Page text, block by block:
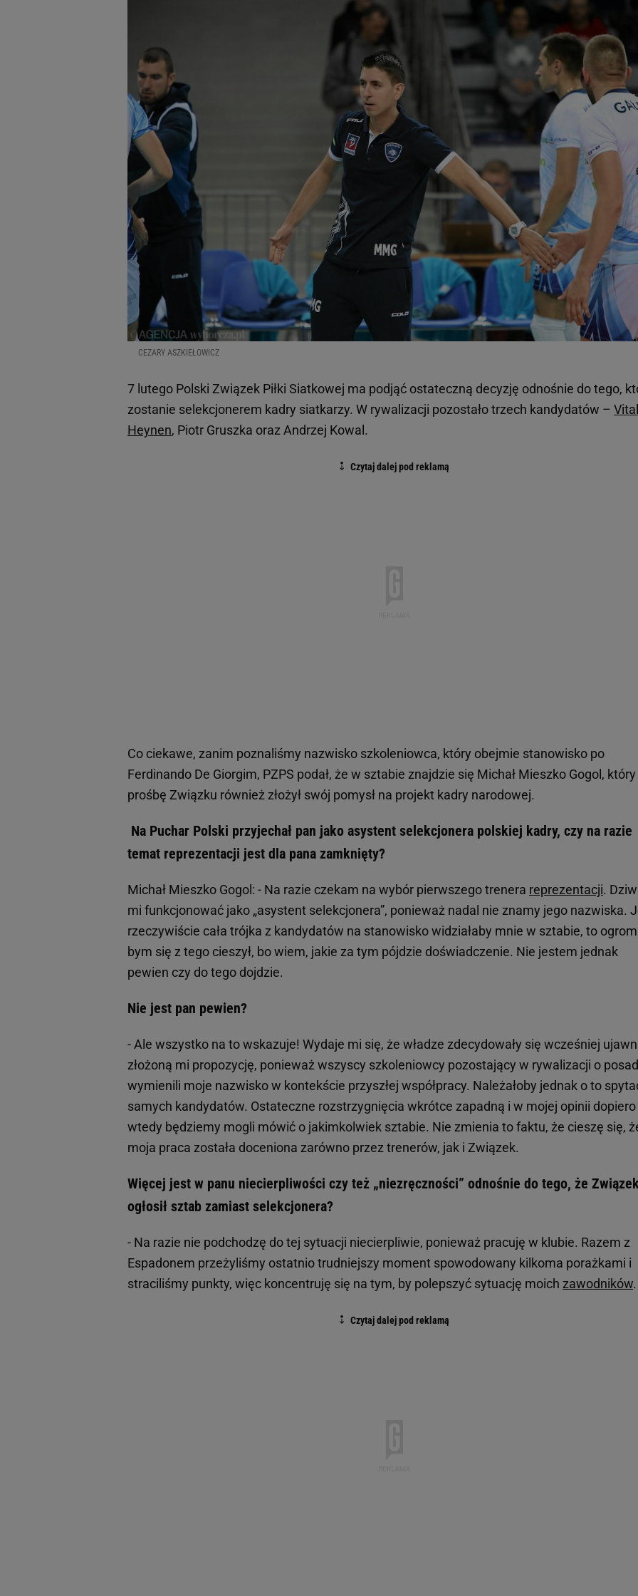
CEZARY ASZKIEŁOWICZ
7 lutego Polski Związek Piłki Siatkowej ma podjąć ostateczną decyzję odnośnie do tego,
zostanie selekcjonerem kadry siatkarzy. W rywalizacji pozostało trzech kandydatów – Vital
Heynen, Piotr Gruszka oraz Andrzej Kowal.
Co ciekawe, zanim poznaliśmy nazwisko szkoleniowca, który obejmie stanowisko po
Ferdinando De Giorgim, PZPS podał, że w sztabie znajdzie się Michał Mieszko Gogol, który
prośbę Związku również złożył swój pomysł na projekt kadry narodowej.
Na Puchar Polski przyjechał pan jako asystent selekcjonera polskiej kadry, czy na razie
temat reprezentacji jest dla pana zamknięty?
Michał Mieszko Gogol: - Na razie czekam na wybór pierwszego trenera reprezentacji.
mi funkcjonować jako „asystent selekcjonera”, ponieważ nadal nie znamy jego nazwiska.
rzeczywiście cała trójka z kandydatów na stanowisko widziałaby mnie w sztabie, to
bym się z tego cieszył, bo wiem, jakie za tym pójdzie doświadczenie. Nie jestem jednak
pewien czy do tego dojdzie.
Nie jest pan pewien?
- Ale wszystko na to wskazuje! Wydaje mi się, że władze zdecydowały się wcześniej
złożoną mi propozycję, ponieważ wszyscy szkoleniowcy pozostający w rywalizacji o
wymienili moje nazwisko w kontekście przyszłej współpracy. Należałoby jednak o to
samych kandydatów. Ostateczne rozstrzygnięcia wkrótce zapadną i w mojej opinii dopiero
wtedy będziemy mogli mówić o jakimkolwiek sztabie. Nie zmienia to faktu, że cieszę się,
moja praca została doceniona zarówno przez trenerów, jak i Związek.
Więcej jest w panu niecierpliwości czy też „niezręczności” odnośnie do tego, że
ogłosił sztab zamiast selekcjonera?
- Na razie nie podchodzę do tej sytuacji niecierpliwie, ponieważ pracuję w klubie. Razem z
Espadonem przeżyliśmy ostatnio trudniejszy moment spowodowany kilkoma porażkami i
straciliśmy punkty, więc koncentruję się na tym, by polepszyć sytuację moich zawodników.